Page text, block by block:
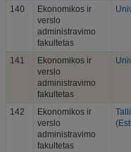
140
Ekonomikos ir
verslo
administravimo
fakultetas
141
Ekonomikos ir
verslo
administravimo
fakultetas
142
Ekonomikos ir
verslo
administravimo
fakultetas